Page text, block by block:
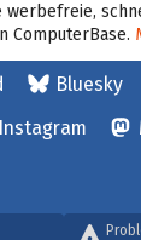
werbefreie,
ComputerBase.
Bluesky
Instagram